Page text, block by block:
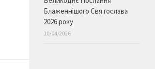
Блаженнішого Святослава
2026 року
10/04/2026